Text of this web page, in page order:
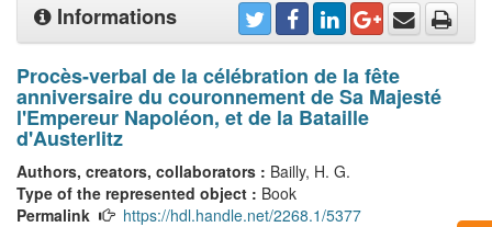
Informations
Procès-verbal de la célébration de la fête
anniversaire du couronnement de Sa Majesté
l'Empereur Napoléon, et de la Bataille
d'Austerlitz
Authors, creators, collaborators : Bailly, H. G.
Type of the represented object : Book
Permalink
https://hdl.handle.net/2268.1/5377